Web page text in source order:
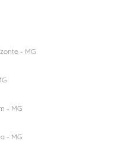
- MG
- MG
- MG